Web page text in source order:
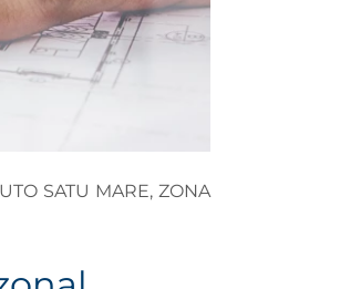
SATU MARE, ZONA